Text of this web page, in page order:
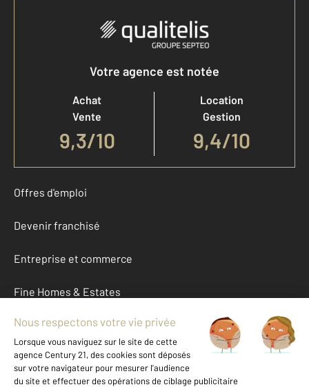
Votre agence est notée
Achat
Vente
9,3/10
Location
Gestion
9,4/10
Offres d'emploi
Devenir franchisé
Entreprise et commerce
Fine Homes & Estates
À propos
International